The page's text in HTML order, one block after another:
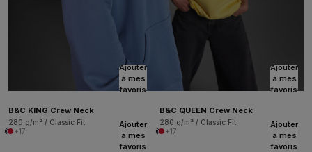
Ajouter
à mes
favoris
B&C KING Crew Neck
280 g/m² / Classic Fit
+17
Ajouter
à mes
favoris
B&C QUEEN Crew Neck
280 g/m² / Classic Fit
+17
Ajouter
à mes
favoris
Ajouter
à mes
favoris